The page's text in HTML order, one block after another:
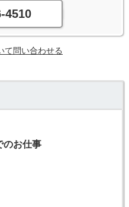
4510
て問い合わせる
のお仕事